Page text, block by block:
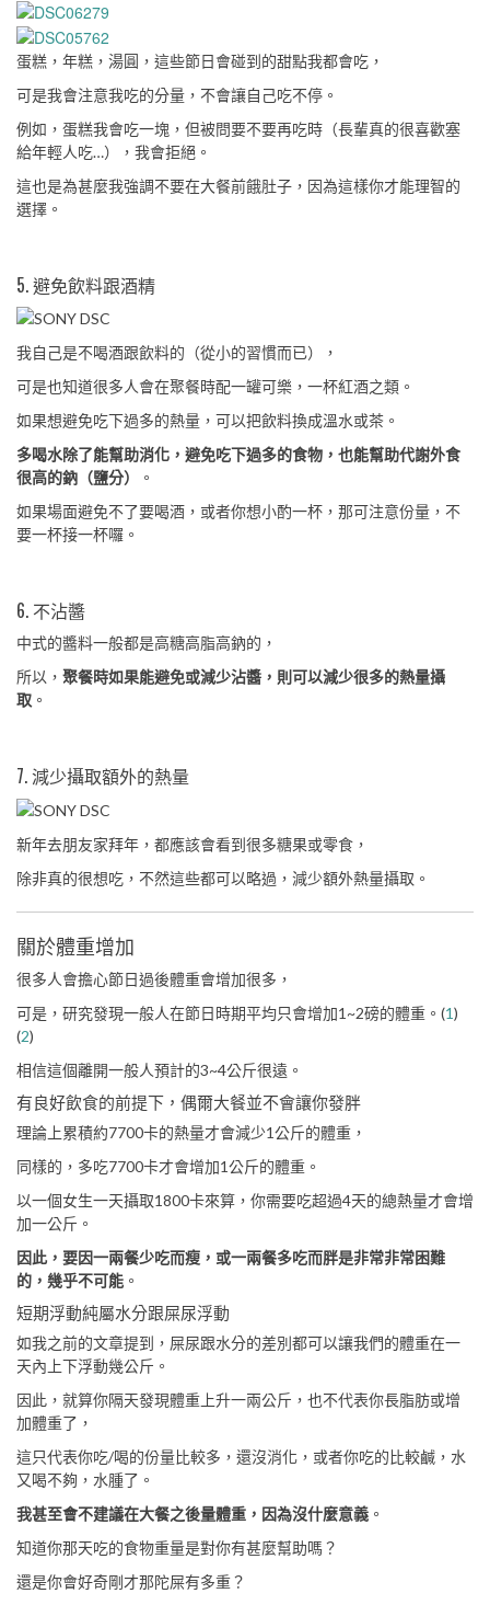
蛋糕，年糕，湯圓，這些節日會碰到的甜點我都會吃，
可是我會注意我吃的分量，不會讓自己吃不停。
例如，蛋糕我會吃一塊，但被問要不要再吃時（長輩真的很喜歡塞
給年輕人吃…），我會拒絕。
這也是為甚麼我強調不要在大餐前餓肚子，因為這樣你才能理智的
選擇。
5. 避免飲料跟酒精
我自己是不喝酒跟飲料的（從小的習慣而已），
可是也知道很多人會在聚餐時配一罐可樂，一杯紅酒之類。
如果想避免吃下過多的熱量，可以把飲料換成溫水或茶。
多喝水除了能幫助消化，避免吃下過多的食物，也能幫助代謝外食
很高的鈉（鹽分）
。
如果場面避免不了要喝酒，或者你想小酌一杯，那可注意份量，不
要一杯接一杯囉。
6. 不沾醬
中式的醬料一般都是高糖高脂高鈉的，
所以， 聚餐時如果能避免或減少沾醬，則可以減少很多的熱量攝
取 。
7. 減少攝取額外的熱量
新年去朋友家拜年，都應該會看到很多糖果或零食，
除非真的很想吃，不然這些都可以略過，減少額外熱量攝取。
關於體重增加
很多人會擔心節日過後體重會增加很多，
可是，研究發現一般人在節日時期平均只會增加1~2磅的體重。(1)
(2)
相信這個離開一般人預計的3~4公斤很遠。
有良好飲食的前提下，偶爾大餐並不會讓你發胖
理論上累積約7700卡的熱量才會減少1公斤的體重，
同樣的，多吃7700卡才會增加1公斤的體重。
以一個女生一天攝取1800卡來算，你需要吃超過4天的總熱量才會增
加一公斤。
因此，要因一兩餐少吃而瘦，或一兩餐多吃而胖是非常非常困難
的，幾乎不可能 。
短期浮動純屬水分跟屎尿浮動
如我之前的文章提到，屎尿跟水分的差別都可以讓我們的體重在一
天內上下浮動幾公斤。
因此，就算你隔天發現體重上升一兩公斤，也不代表你長脂肪或增
加體重了，
這只代表你吃/喝的份量比較多，還沒消化，或者你吃的比較鹹，水
又喝不夠，水腫了。
我甚至會不建議在大餐之後量體重，因為沒什麼意義 。
知道你那天吃的食物重量是對你有甚麼幫助嗎？
還是你會好奇剛才那陀屎有多重？